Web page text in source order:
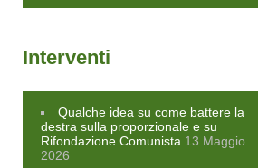
Interventi
Qualche idea su come battere la
destra sulla proporzionale e su
Rifondazione Comunista 13 Maggio
2026